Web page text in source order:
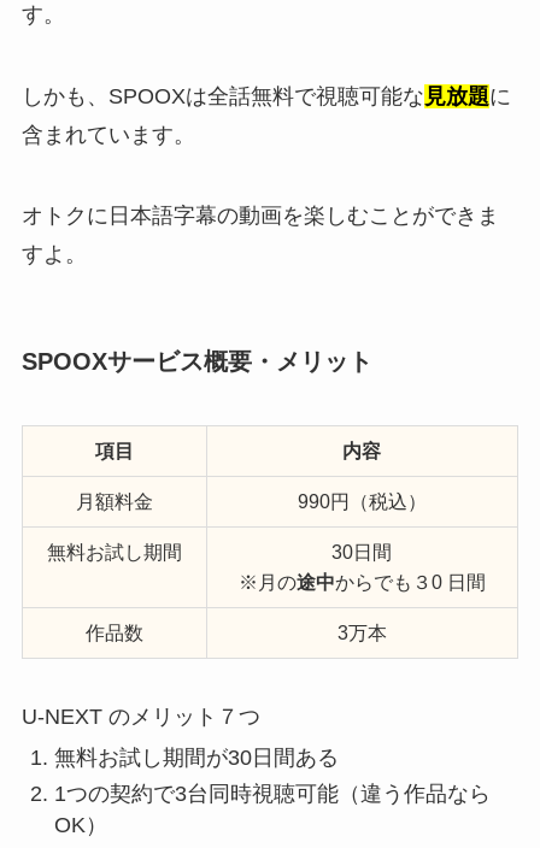
す。
しかも、SPOOXは全話無料で視聴可能な 見放題に
含まれています。
オトクに日本語字幕の動画を楽しむことができま
すよ。
SPOOXサービス概要・メリット
項目 内容
月額料金 990円（税込）
無料お試し期間
30日間
※月の途中からでも３0 日間
作品数 3万本
U-NEXT のメリット７つ
無料お試し期間が30日間ある
1つの契約で3台同時視聴可能（違う作品なら
OK）